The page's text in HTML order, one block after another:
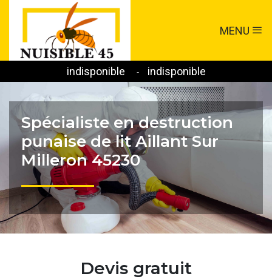
MENU
indisponible - indisponible
Spécialiste en destruction
punaise de lit Aillant Sur
Milleron 45230
Devis gratuit